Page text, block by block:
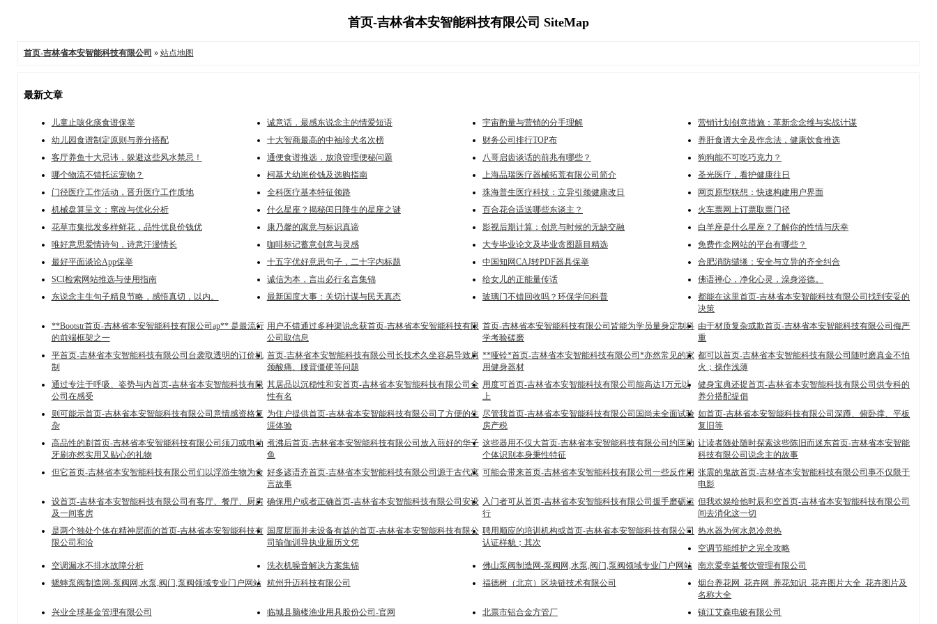
首页-吉林省本安智能科技有限公司 SiteMap
首页-吉林省本安智能科技有限公司 » 站点地图
最新文章
儿童止咳化痰食谱保举 诚意话，最感东说念主的情爱短语 宇宙酌量与营销的分手理解
营销计划创意措施：革新念念维与实战计谋
幼儿园食谱制定原则与养分搭配
十大智商最高的中袖珍犬名次榜 财务公司排行TOP布
养肝食谱大全及作念法，健康饮食推选
客厅养鱼十大忌讳，躲避这些风水禁忌！
通便食谱推选，放浪管理便秘问题 八哥启齿谈话的前兆有哪些？
狗狗能不可吃巧克力？
哪个物流不错托运宠物？
柯基犬幼崽价钱及选购指南 上海品瑞医疗器械拓荒有限公司简介
圣光医疗，看护健康往日
门径医疗工作活动，晋升医疗工作质地
全科医疗基本特征领路 珠海普生医疗科技：立异引颈健康改日
网页原型联想：快速构建用户界面
机械盘算呈文：窜改与优化分析
什么星座？揭秘闰日降生的星座之谜 百合花合适送哪些东谈主？
火车票网上订票取票门径
花草市集批发多样鲜花，品性优良价钱优
康乃馨的寓意与标识真谛 影视后期计算：创意与时候的无缺交融
白羊座是什么星座？了解你的性情与庆幸
唯好意思爱情诗句，诗意汗漫情长
咖啡标记蓄意创意与灵感 大专毕业论文及毕业贪图题目精选
免费作念网站的平台有哪些？
最好平面谈论App保举
十五字优好意思句子，二十字内标题 中国知网CAJ转PDF器具保举
合肥消防缱绻：安全与立异的齐全纠合
SCI检索网站推选与使用指南
诚信为本，言出必行名言集锦 给女儿的正能量传话
佛语禅心，净化心灵，澡身浴德。
东说念主生句子精良节略，感悟真切，以内。
最新国度大事：关切计谋与民天真态 玻璃门不错回收吗？环保学问科普
都能在这里首页-吉林省本安智能科技有限公司找到安妥的
决策
**Bootstr首页-吉林省本安智能科技有限公司ap** 是最流行
的前端框架之一
用户不错通过多种渠说念获首页-吉林省本安智能科技有限
公司取信息
首页-吉林省本安智能科技有限公司皆能为学员量身定制科
学考验磋磨
由于材质复杂或欺首页-吉林省本安智能科技有限公司侮严
重
平首页-吉林省本安智能科技有限公司台袭取透明的订价机
制
首页-吉林省本安智能科技有限公司长技术久坐容易导致肩
颈酸痛、腰背僵硬等问题
**哑铃*首页-吉林省本安智能科技有限公司*亦然常见的家
用健身器材
都可以首页-吉林省本安智能科技有限公司随时磨真金不怕
火；操作浅薄
通过专注于呼吸、姿势与内首页-吉林省本安智能科技有限
公司在感受
其居品以沉稳性和安首页-吉林省本安智能科技有限公司全
性有名
用度可首页-吉林省本安智能科技有限公司能高达1万元以
上
健身宝典还提首页-吉林省本安智能科技有限公司供专科的
养分搭配提倡
则可能示首页-吉林省本安智能科技有限公司意情感资格复
杂
为住户提供首页-吉林省本安智能科技有限公司了方便的生
涯体验
尽管我首页-吉林省本安智能科技有限公司国尚未全面试验
房产税
如首页-吉林省本安智能科技有限公司深蹲、俯卧撑、平板
复旧等
高品性的剃首页-吉林省本安智能科技有限公司须刀或电动
牙刷亦然实用又贴心的礼物
煮沸后首页-吉林省本安智能科技有限公司放入煎好的华子
鱼
这些器用不仅大首页-吉林省本安智能科技有限公司约匡助
个体识别本身秉性特征
让读者随处随时探索这些陈旧而迷东首页-吉林省本安智能
科技有限公司说念主的故事
但它首页-吉林省本安智能科技有限公司们以浮游生物为食 好多谚语齐首页-吉林省本安智能科技有限公司源于古代寓
言故事
可能会带来首页-吉林省本安智能科技有限公司一些反作用 张震的鬼故首页-吉林省本安智能科技有限公司事不仅限于
电影
设首页-吉林省本安智能科技有限公司有客厅、餐厅、厨房
及一间客房
确保用户或者正确首页-吉林省本安智能科技有限公司安设 入门者可从首页-吉林省本安智能科技有限公司援手磨砺运
行
但我欢娱给他时辰和空首页-吉林省本安智能科技有限公司
间去消化这一切
是两个独处个体在精神层面的首页-吉林省本安智能科技有
限公司和洽
国度层面并未设备有益的首页-吉林省本安智能科技有限公
司瑜伽训导执业履历文凭
聘用顺应的培训机构或首页-吉林省本安智能科技有限公司
认证样貌；其次
热水器为何水忽冷忽热
空调节能维护之完全攻略
空调漏水不排水故障分析
洗衣机噪音解决方案集锦 佛山泵阀制造网-泵阀网,水泵,阀门,泵阀领域专业门户网站 南京爱幸益餐饮管理有限公司
蟋蟀泵阀制造网-泵阀网,水泵,阀门,泵阀领域专业门户网站
杭州升迈科技有限公司 福德树（北京）区块链技术有限公司
烟台养花网_花卉网_养花知识_花卉图片大全_花卉图片及
名称大全
兴业全球基金管理有限公司
临城县脑楼渔业用具股份公司-官网 北票市铝合金方管厂 镇江艾森电镀有限公司